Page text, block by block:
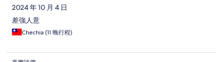
2024 年 10 月 4 日
差強人意
Chechia (11 晚行程)